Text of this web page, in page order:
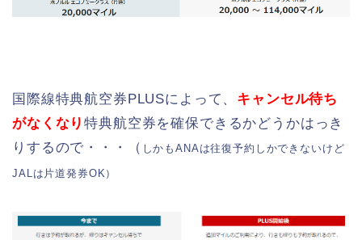
国際線特典航空券PLUSによって、 キャンセル待ち
がなくなり特典航空券を確保できるかどうかはっき
りするので・・・（ しかもANAは往復予約しかできないけど
JALは片道発券OK）